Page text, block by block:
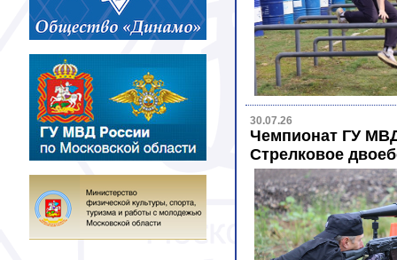
30.07.26
Чемпионат ГУ
Стрелковое